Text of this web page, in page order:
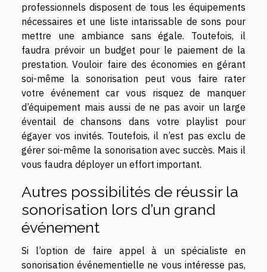
professionnels disposent de tous les équipements
nécessaires et une liste intarissable de sons pour
mettre une ambiance sans égale. Toutefois, il
faudra prévoir un budget pour le paiement de la
prestation. Vouloir faire des économies en gérant
soi-même la sonorisation peut vous faire rater
votre événement car vous risquez de manquer
d’équipement mais aussi de ne pas avoir un large
éventail de chansons dans votre playlist pour
égayer vos invités. Toutefois, il n’est pas exclu de
gérer soi-même la sonorisation avec succès. Mais il
vous faudra déployer un effort important.
Autres possibilités de réussir la
sonorisation lors d’un grand
événement
Si l’option de faire appel à un spécialiste en
sonorisation événementielle ne vous intéresse pas,